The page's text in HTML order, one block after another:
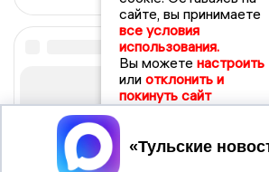
сайте, вы принимаете
все условия
использования.
Вы можете настроить
или отклонить и
покинуть сайт
Принять